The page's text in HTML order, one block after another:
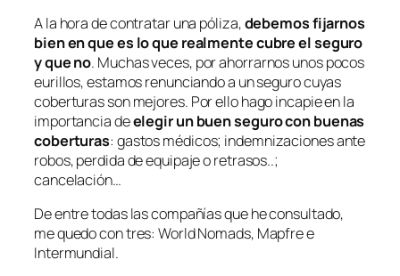
A la hora de contratar una póliza,debemos fijarnos
bien en que es lo que realmente cubre el seguro
y que no. Muchas veces, por ahorrarnos unos pocos
eurillos, estamos renunciando a un seguro cuyas
coberturas son mejores. Por ello hago incapie en la
importancia deelegir un buen seguro con buenas
coberturas: gastos médicos; indemnizaciones ante
robos, perdida de equipaje o retrasos..;
cancelación…
De entre todas las compañías que he consultado,
me quedo con tres: World Nomads, Mapfre e
Intermundial.